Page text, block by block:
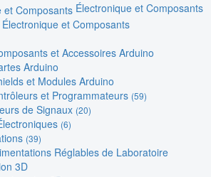
Électronique et Composants
et Composants
et Accessoires Arduino
Arduino
et Modules Arduino
et Programmateurs (59)
de Signaux (20)
(6)
(39)
Réglables de Laboratoire
3D